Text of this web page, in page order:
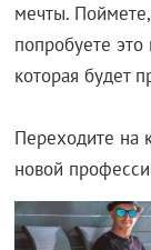
мечты.
попробуете
которая будет
Переходите на
новой